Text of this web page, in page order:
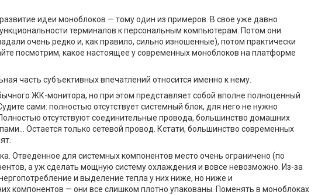
идеи моноблоков — тому один из примеров. В свое уже давно
терминалов к персональным компьютерам. Потом они
очень редко и, как правило, сильно изношенные), потом практически
посмотрим, какое настоящее у современных моноблоков на платформе
часть субъективных впечатлений относится именно к нему.
ЖК-монитора, но при этом представляет собой вполне полноценный
сами: полностью отсутствует системный блок, для него не нужно
отсутствуют соединительные провода, большинство домашних
Остается только сетевой провод. Кстати, большинство современных
Отведенное для системных компонентов место очень ограничено (по
а уж сделать мощную систему охлаждения и вовсе невозможно. Из-за
и выделение тепла у них ниже, но ниже и
компонентов — они все слишком плотно упакованы. Поменять в моноблоках